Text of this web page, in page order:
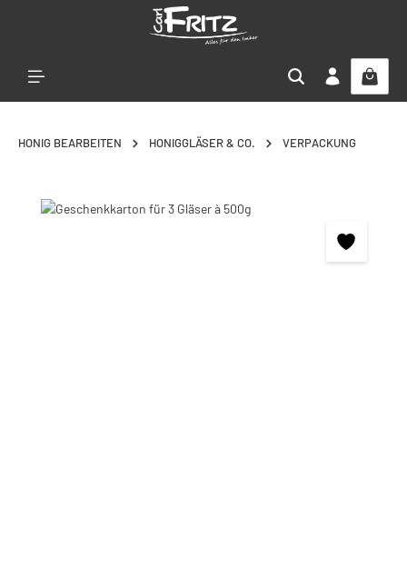
HONIG BEARBEITEN HONIGGLÄSER & CO. VERPACKUNG
Bildergalerie überspringen